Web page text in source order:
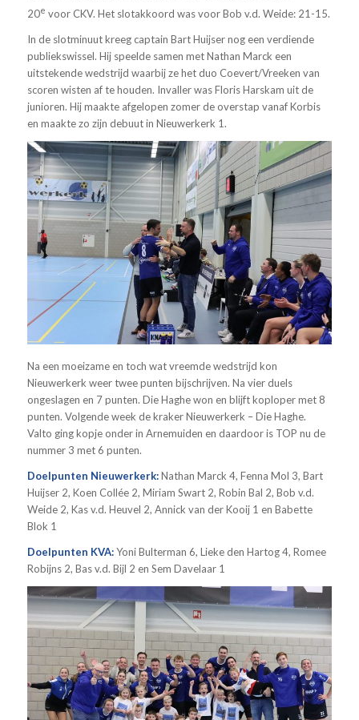
20e voor CKV. Het slotakkoord was voor Bob v.d. Weide: 21-15.
In de slotminuut kreeg captain Bart Huijser nog een verdiende
publiekswissel. Hij speelde samen met Nathan Marck een
uitstekende wedstrijd waarbij ze het duo Coevert/Vreeken van
scoren wisten af te houden. Invaller was Floris Harskam uit de
junioren. Hij maakte afgelopen zomer de overstap vanaf Korbis
en maakte zo zijn debuut in Nieuwerkerk 1.
Na een moeizame en toch wat vreemde wedstrijd kon
Nieuwerkerk weer twee punten bijschrijven. Na vier duels
ongeslagen en 7 punten. Die Haghe won en blijft koploper met 8
punten. Volgende week de kraker Nieuwerkerk – Die Haghe.
Valto ging kopje onder in Arnemuiden en daardoor is TOP nu de
nummer 3 met 6 punten.
Doelpunten Nieuwerkerk:Nathan Marck 4, Fenna Mol 3, Bart
Huijser 2, Koen Collée 2, Miriam Swart 2, Robin Bal 2, Bob v.d.
Weide 2, Kas v.d. Heuvel 2, Annick van der Kooij 1 en Babette
Blok 1
Doelpunten KVA:Yoni Bulterman 6, Lieke den Hartog 4, Romee
Robijns 2, Bas v.d. Bijl 2 en Sem Davelaar 1